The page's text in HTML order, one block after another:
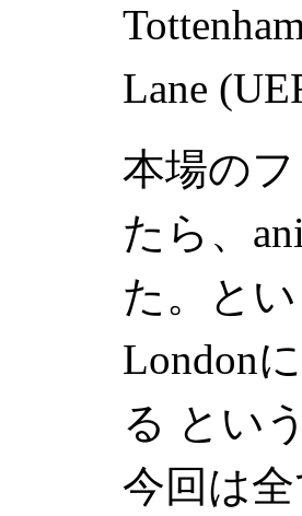
Lane
本場の
たら、
た。と
London
る とい
今回は全